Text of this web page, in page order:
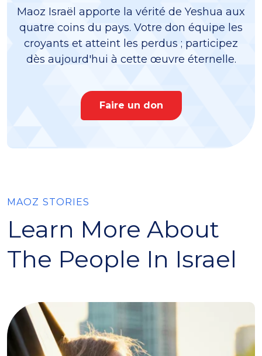
Maoz Israël apporte la vérité de Yeshua aux
quatre coins du pays. Votre don équipe les
croyants et atteint les perdus ; participez
dès aujourd'hui à cette œuvre éternelle.
Faire un don
MAOZ STORIES
Learn More About
The People In Israel